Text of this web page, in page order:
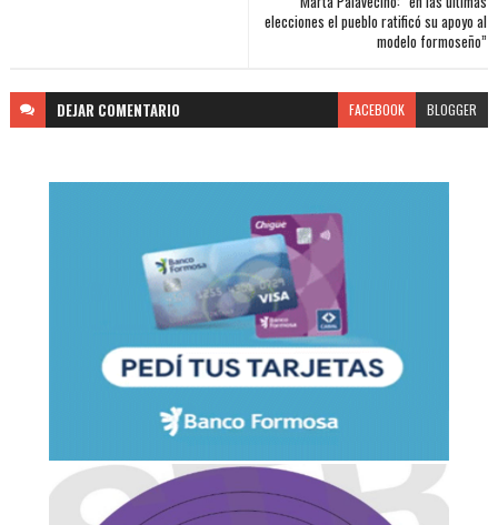
elecciones el pueblo ratificó su apoyo al
modelo formoseño”
DEJAR COMENTARIO FACEBOOK BLOGGER